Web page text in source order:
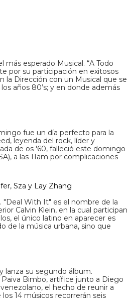
más esperado Musical. “A Todo
por su participación en exitosos
la Dirección con un Musical que se
años 80’s; y en donde además
fue un día perfecto para la
leyenda del rock, líder y
de os '60, falleció este domingo
a las 11am por complicaciones
Sza y Lay Zhang
"Deal With It" es el nombre de la
Calvin Klein, en la cual participan
el único latino en aparecer es
de la música urbana, sino que
lanza su segundo álbum.
Bimbo, artífice junto a Diego
el hecho de reunir a
14 músicos recorrerán seis